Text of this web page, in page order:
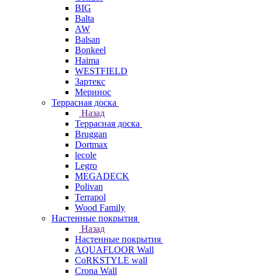
BIG
Balta
AW
Balsan
Bonkeel
Haima
WESTFIELD
Зартекс
Меринос
Террасная доска
Назад
Террасная доска
Bruggan
Dortmax
lecole
Legro
MEGADECK
Polivan
Terrapol
Wood Family
Настенные покрытия
Назад
Настенные покрытия
AQUAFLOOR Wall
CoRKSTYLE wall
Crona Wall